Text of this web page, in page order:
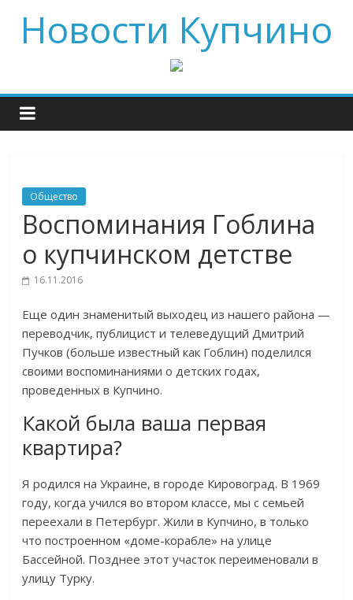
Новости Купчино
Общество
Воспоминания Гоблина
о купчинском детстве
16.11.2016
Еще один знаменитый выходец из нашего района —
переводчик, публицист и телеведущий Дмитрий
Пучков (больше известный как Гоблин) поделился
своими воспоминаниями о детских годах,
проведенных в Купчино.
Какой была ваша первая
квартира?
Я родился на Украине, в городе Кировоград. В 1969
году, когда учился во втором классе, мы с семьей
переехали в Петербург. Жили в Купчино, в только
что построенном «доме-корабле» на улице
Бассейной. Позднее этот участок переименовали в
улицу Турку.